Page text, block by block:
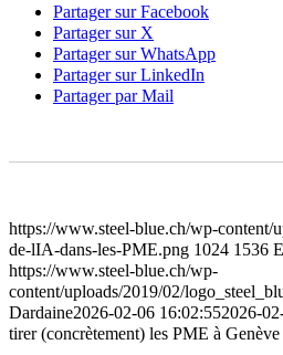
Partager sur Facebook
Partager sur X
Partager sur WhatsApp
Partager sur LinkedIn
Partager par Mail
https://www.steel-blue.ch/wp-content/
de-lIA-dans-les-PME.png 1024 1536
https://www.steel-blue.ch/wp-
content/uploads/2019/02/
Dardaine2026-02-06 16:02:552026-
tirer (concrètement) les PME à